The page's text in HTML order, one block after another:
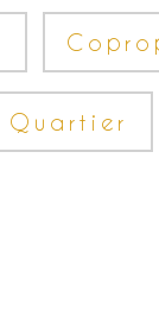
Quartier